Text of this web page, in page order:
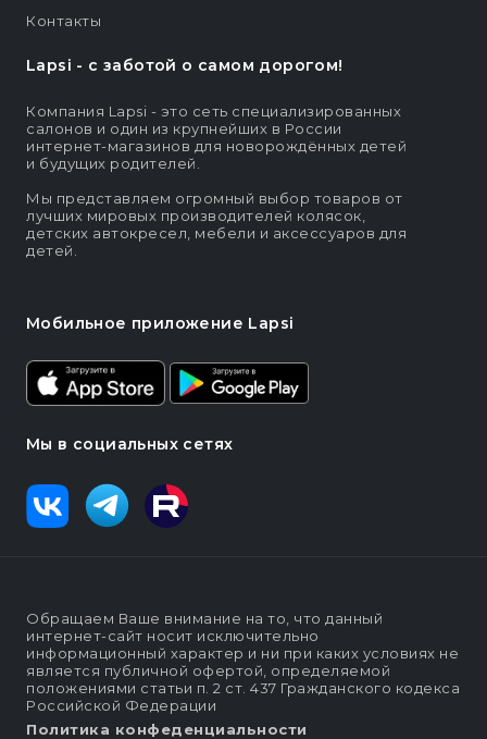
Lapsi - c заботой о самом дорогом!
Компания Lapsi - это сеть специализированных
салонов и один из крупнейших в России
интернет-магазинов для новорождённых детей
и будущих родителей.
Мы представляем огромный выбор товаров от
лучших мировых производителей колясок,
детских автокресел, мебели и аксессуаров для
детей.
Мобильное приложение Lapsi
Мы в социальных сетях
Контакты
Обращаем Ваше внимание на то, что данный
интернет-сайт носит исключительно
информационный характер и ни при каких условиях не
является публичной офертой, определяемой
положениями статьи п. 2 ст. 437 Гражданского кодекса
Российской Федерации
Политика конфеденциальности